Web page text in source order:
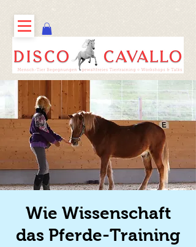
Wie Wissenschaft
das Pferde-Training